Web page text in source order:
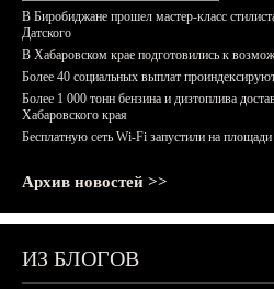
В Биробиджане прошел мастер-класс
Датского
В Хабаровском крае подготовились к
Более 40 социальных выплат
Более 1 000 тонн бензина и дизтоплива
Хабаровского края
Бесплатную сеть Wi-Fi запустили на
Архив новостей >>
ИЗ БЛОГОВ